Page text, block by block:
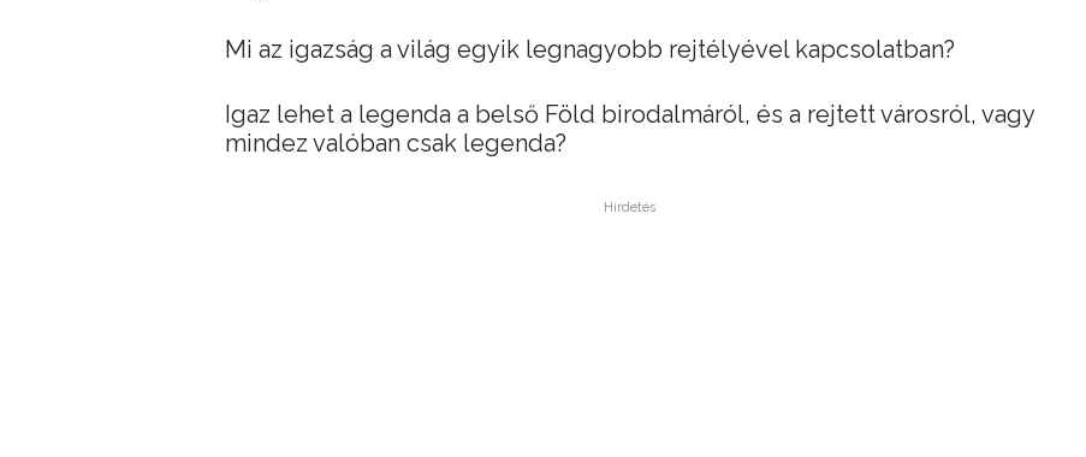
Mi az igazság a világ egyik legnagyobb rejtélyével kapcsolatban?
Igaz lehet a legenda a belső Föld birodalmáról, és a rejtett városról, vagy
mindez valóban csak legenda?
Hirdetés